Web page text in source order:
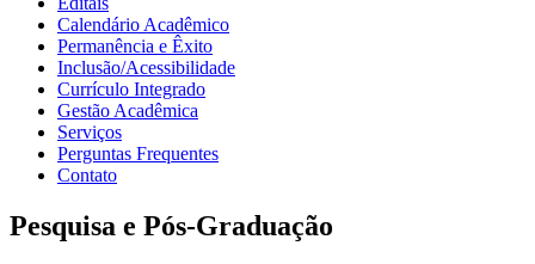
Calendário Acadêmico
Permanência e Êxito
Inclusão/Acessibilidade
Currículo Integrado
Gestão Acadêmica
Serviços
Perguntas Frequentes
Contato
Pesquisa e Pós-Graduação